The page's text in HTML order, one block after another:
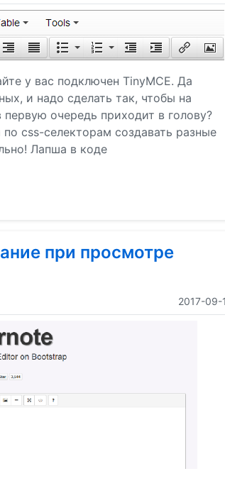
у вас подключен TinyMCE. Да
и надо сделать так, чтобы на
очередь приходит в голову?
css-селекторам создавать разные
Лапша в коде
при просмотре
2017-09-